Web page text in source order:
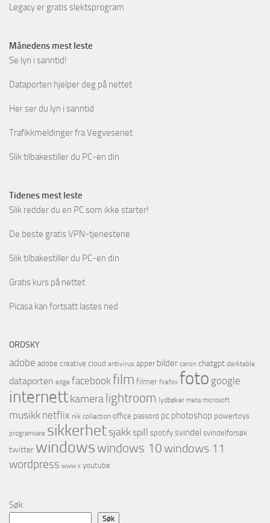
Legacy er gratis slektsprogram
Månedens mest leste
Se lyn i sanntid!
Dataporten hjelper deg på nettet
Her ser du lyn i sanntid
Trafikkmeldinger fra Vegvesenet
Slik tilbakestiller du PC-en din
Tidenes mest leste
Slik redder du en PC som ikke starter!
De beste gratis VPN-tjenestene
Slik tilbakestiller du PC-en din
Gratis kurs på nettet
Picasa kan fortsatt lastes ned
ORDSKY
adobe adobe creative cloud antivirus apper bilder canon chatgpt darktable
dataporten edge facebookfilm filmer firefox foto google
internettkameralightroom lydbøker meta microsoft
musikk netflix nik collection office passord pc photoshop powertoys
programvare sikkerhetsjakkspill spotify svindel svindelforsøk
twitter windows windows 10windows 11
wordpress www x youtube
Søk
Søk